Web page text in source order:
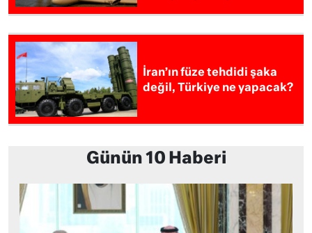
İran’ın füze tehdidi şaka
değil, Türkiye ne yapacak?
Günün 10 Haberi